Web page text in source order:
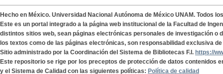
Hecho en México. Universidad Nacional Autónoma de México UNAM. Todos
Este es un portal integrado a la página web institucional de la Facultad de
distintos sitios web, sean páginas electrónicas personales de investigación o
los textos como de las páginas electrónicas, son responsabilidad exclusiva
Sitio administrado por la Coordinación del Sistema de Bibliotecas F.I. https://
Este repositorio se rige por los preceptos de protección de datos contenidos
y el Sistema de Calidad con las siguientes políticas: Política de calidad